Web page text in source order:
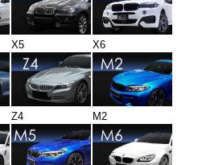
X5 X6
Z4 M2